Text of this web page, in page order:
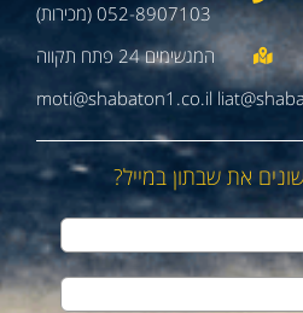
052-8907103 (מכירות)
moti@shabaton1.co.il
את שבתון במייל?